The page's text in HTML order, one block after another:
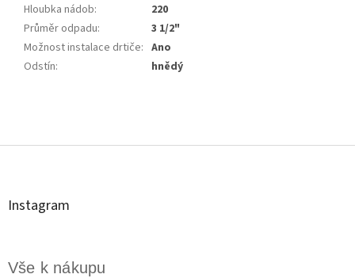
Hloubka nádob:
220
Průměr odpadu:
3 1/2"
Možnost instalace drtiče: Ano
Odstín: hnědý
á
Instagram
Vše k nákupu